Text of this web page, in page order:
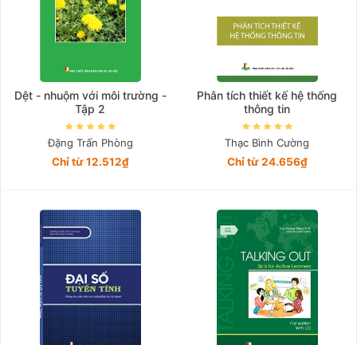
Dệt - nhuộm với môi trường -
Tập 2
Đặng Trấn Phòng
Chỉ từ 12.512₫
Phân tích thiết kế hệ thống
thông tin
Thạc Bình Cường
Chỉ từ 24.656₫